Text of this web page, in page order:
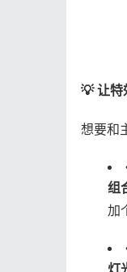
​💡 让特
想要和
组
加
灯